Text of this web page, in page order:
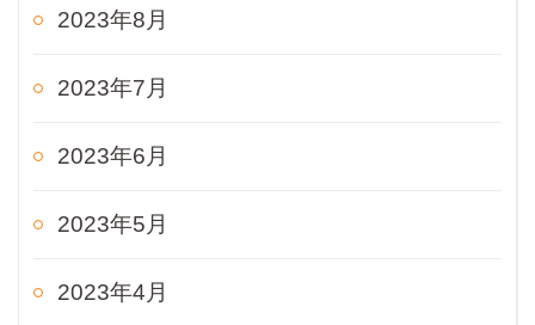
2023年8月
2023年7月
2023年6月
2023年5月
2023年4月